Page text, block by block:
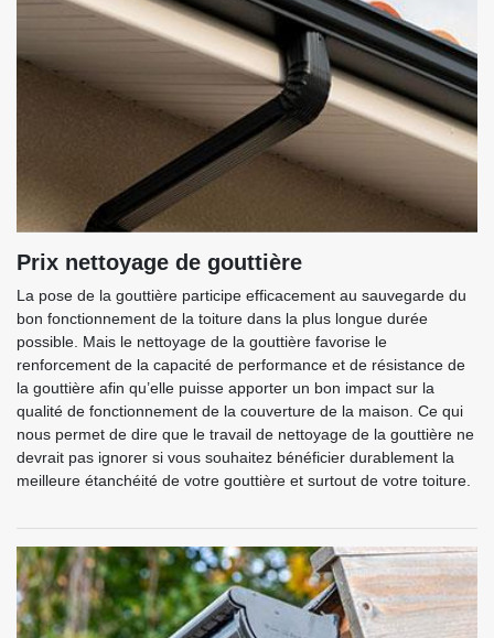
Prix nettoyage de gouttière
La pose de la gouttière participe efficacement au sauvegarde du
bon fonctionnement de la toiture dans la plus longue durée
possible. Mais le nettoyage de la gouttière favorise le
renforcement de la capacité de performance et de résistance de
la gouttière afin qu’elle puisse apporter un bon impact sur la
qualité de fonctionnement de la couverture de la maison. Ce qui
nous permet de dire que le travail de nettoyage de la gouttière ne
devrait pas ignorer si vous souhaitez bénéficier durablement la
meilleure étanchéité de votre gouttière et surtout de votre toiture.